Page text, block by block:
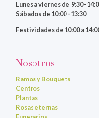
Lunes a viernesde
Sábados de 10:00 –13:30
Festividades de 10:00 a
Nosotros
Ramos y Bouquets
Centros
Plantas
Rosas eternas